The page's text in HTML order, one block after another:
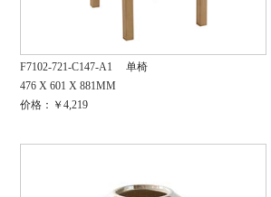
F7102-721-C147-A1
单椅
476 X 601 X 881MM
价格：￥4,219